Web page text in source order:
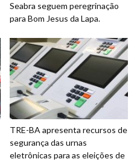
Seabra seguem peregrinação
para Bom Jesus da Lapa.
TRE-BA apresenta recursos de
segurança das urnas
eletrônicas para as eleições de